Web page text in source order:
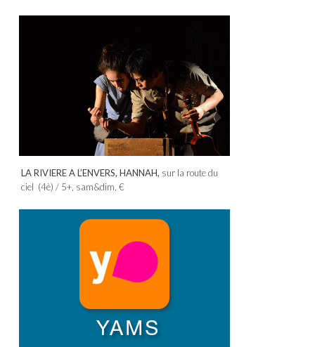
LA RIVIERE A L’ENVERS, HANNAH, sur la route du
ciel (4è) / 5+, sam&dim, €